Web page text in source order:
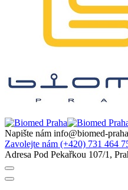
Napište nám info@biomed-
Zavolejte nám (+420) 731 464
Adresa Pod Pekařkou 107/1,